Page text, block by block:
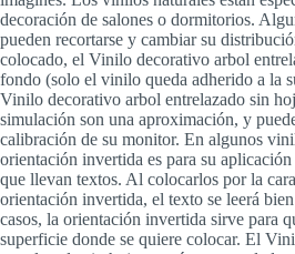
decoración de salones o dormitorios.
pueden recortarse y cambiar su
colocado, el Vinilo decorativo arbol
fondo (solo el vinilo queda adherido a la
Vinilo decorativo arbol entrelazado sin
simulación son una aproximación, y
calibración de su monitor. En algunos
orientación invertida es para su
que llevan textos. Al colocarlos por la
orientación invertida, el texto se leerá
casos, la orientación invertida sirve para
superficie donde se quiere colocar. El